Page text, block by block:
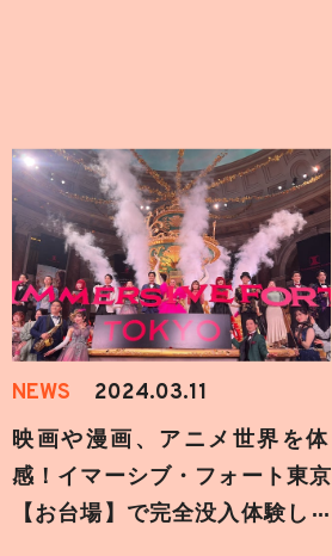
NEWS 2024.03.11
映画や漫画、アニメ世界を体
感！イマーシブ・フォート東京
【お台場】で完全没入体験して